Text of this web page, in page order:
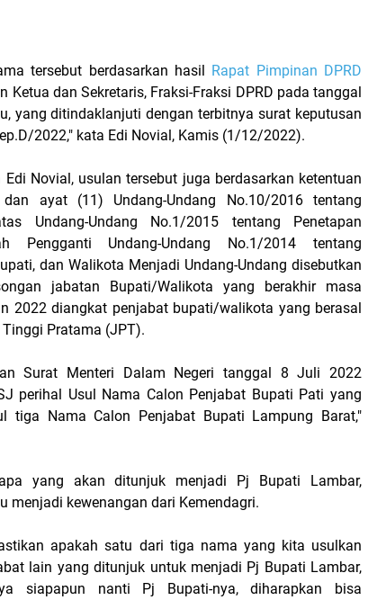
tersebut berdasarkan hasil Rapat Pimpinan DPRD
Ketua dan Sekretaris, Fraksi-Fraksi DPRD pada tanggal
yang ditindaklanjuti dengan terbitnya surat keputusan
2022," kata Edi Novial, Kamis (1/12/2022).
Novial, usulan tersebut juga berdasarkan ketentuan
ayat (11) Undang-Undang No.10/2016 tentang
Undang-Undang No.1/2015 tentang Penetapan
Pengganti Undang-Undang No.1/2014 tentang
dan Walikota Menjadi Undang-Undang disebutkan
jabatan Bupati/Walikota yang berakhir masa
2022 diangkat penjabat bupati/walikota yang berasal
Pratama (JPT).
Surat Menteri Dalam Negeri tanggal 8 Juli 2022
perihal Usul Nama Calon Penjabat Bupati Pati yang
tiga Nama Calon Penjabat Bupati Lampung Barat,"
yang akan ditunjuk menjadi Pj Bupati Lambar,
menjadi kewenangan dari Kemendagri.
apakah satu dari tiga nama yang kita usulkan
lain yang ditunjuk untuk menjadi Pj Bupati Lambar,
siapapun nanti Pj Bupati-nya, diharapkan bisa